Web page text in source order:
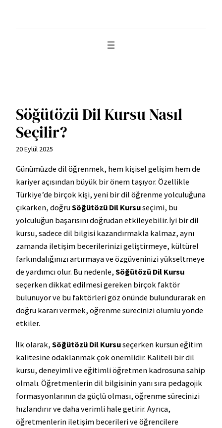
Söğütözü Dil Kursu Nasıl
Seçilir?
20 Eylül 2025
Günümüzde dil öğrenmek, hem kişisel gelişim hem de
kariyer açısından büyük bir önem taşıyor. Özellikle
Türkiye’de birçok kişi, yeni bir dil öğrenme yolculuğuna
çıkarken, doğruSöğütözü Dil Kursuseçimi, bu
yolculuğun başarısını doğrudan etkileyebilir. İyi bir dil
kursu, sadece dil bilgisi kazandırmakla kalmaz, aynı
zamanda iletişim becerilerinizi geliştirmeye, kültürel
farkındalığınızı artırmaya ve özgüveninizi yükseltmeye
de yardımcı olur. Bu nedenle, Söğütözü Dil Kursu
seçerken dikkat edilmesi gereken birçok faktör
bulunuyor ve bu faktörleri göz önünde bulundurarak en
doğru kararı vermek, öğrenme sürecinizi olumlu yönde
etkiler.
İlk olarak, Söğütözü Dil Kursuseçerken kursun eğitim
kalitesine odaklanmak çok önemlidir. Kaliteli bir dil
kursu, deneyimli ve eğitimli öğretmen kadrosuna sahip
olmalı. Öğretmenlerin dil bilgisinin yanı sıra pedagojik
formasyonlarının da güçlü olması, öğrenme sürecinizi
hızlandırır ve daha verimli hale getirir. Ayrıca,
öğretmenlerin iletişim becerileri ve öğrencilere